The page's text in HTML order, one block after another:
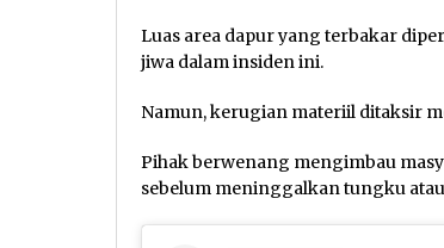
Luas area dapur yang terbakar
jiwa dalam insiden ini.
Namun, kerugian materiil ditaksir
Pihak berwenang mengimbau
sebelum meninggalkan tungku